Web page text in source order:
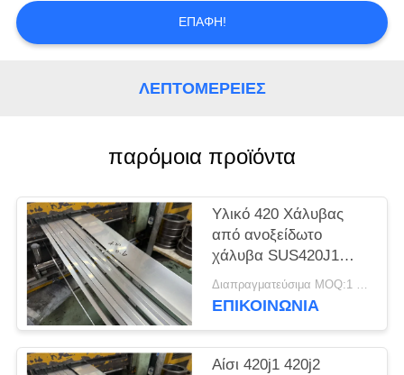
ΜΕ
SITEMAP
PRIVACY
POLICY
ΕΠΑΦΉ!
ΛΕΠΤΟΜΈΡΕΙΕΣ
παρόμοια προϊόντα
Υλικό 420 Χάλυβας
από ανοξείδωτο
χάλυβα SUS420J1
SUS420J2
Στρογγυλοκύλινδρο
Διαπραγματεύσιμα MOQ:1 τόνος
ΕΠΙΚΟΙΝΩΝΊΑ
Αίσι 420j1 420j2